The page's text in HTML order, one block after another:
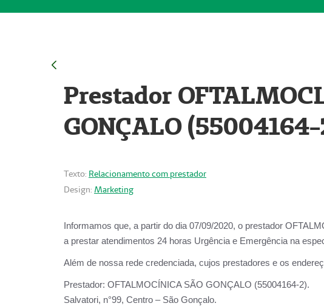
Prestador
GONÇALO
Texto: Relacionamento com prestador
Design: Marketing
Informamos que, a partir do dia 07/09/2020, o prestador
a prestar atendimentos 24 horas Urgência e Emergência na
Além de nossa rede credenciada, cujos prestadores e os
Prestador: OFTALMOCÍNICA SÃO
Salvatori, n°99, Centro – São Gonçalo.